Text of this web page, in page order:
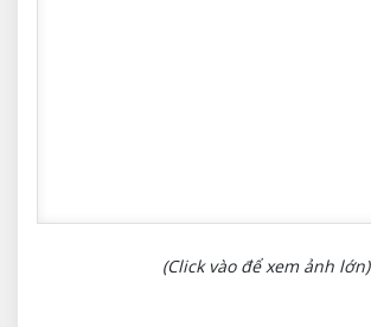
(Click vào để xem ảnh lớn)